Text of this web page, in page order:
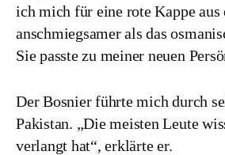
ich mich für eine rote Kappe
anschmiegsamer als das
Sie passte zu meiner neuen
Der Bosnier führte mich durch
Pakistan. „Die meisten Leute
verlangt hat“, erklärte er.